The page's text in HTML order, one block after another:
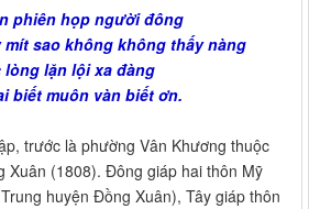
phiên họp người đông
mít sao không không thấy nàng
lòng lặn lội xa đàng
biết muôn vàn biết ơn.
trước là phường Vân Khương thuộc
Xuân (1808). Đông giáp hai thôn Mỹ
huyện Đồng Xuân), Tây giáp thôn